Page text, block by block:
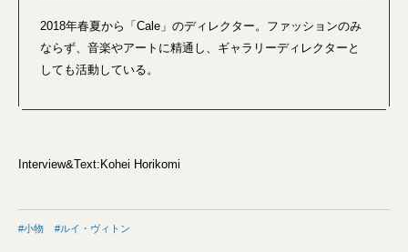
2018年春夏から「Cale」のディレクター。ファッションのみ
ならず、音楽やアートに精通し、ギャラリーディレクターと
しても活動している。
Interview&Text:Kohei Horikomi
小物 ルイ・ヴィトン